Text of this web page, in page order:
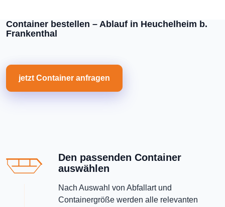
Container bestellen – Ablauf in Heuchelheim b.
Frankenthal
jetzt Container anfragen
Den passenden Container
auswählen
Nach Auswahl von Abfallart und
Containergröße werden alle relevanten